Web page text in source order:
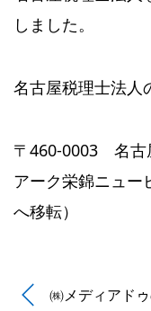
しました。
名古屋税理士法人
〒460-0003 名古
アーク栄錦ニュー
へ移転）
㈱メディアド